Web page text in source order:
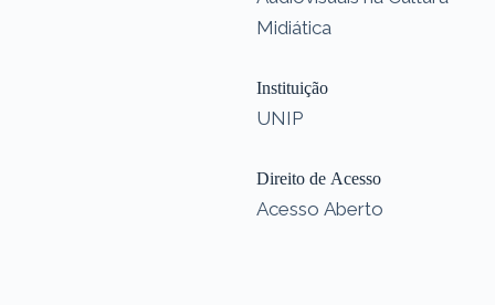
Midiática
Instituição
UNIP
Direito de Acesso
Acesso Aberto